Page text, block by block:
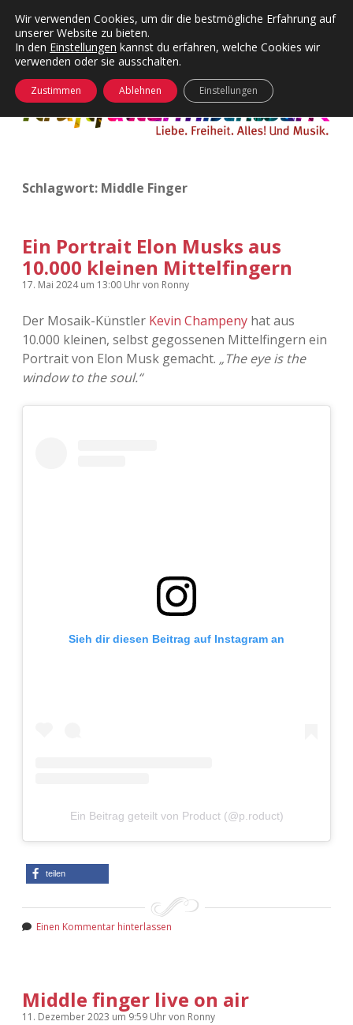
Kategorien
Menü
24 Hours Chilling
Die Wende
KFMW-Disco
Kopfkinomusik
Täglicher Sinnwahn
KFMW-Disco
Dates
Contact
öffnen
Adventskalender 2010
Adventskalender 2012
Adventskalender 2013
Adventskalender 2019
Adventskalender 2020
facebook
instagram
rss soundcloud
vimeoBluesky
öffnen
Schlagwort: Middle Finger
Ein Portrait Elon Musks aus
10.000 kleinen Mittelfingern
17. Mai 2024um 13:00 Uhrvon Ronny
Der Mosaik-Künstler Kevin Champeny hat aus
10.000 kleinen, selbst gegossenen Mittelfingern ein
Portrait von Elon Musk gemacht. „The eye is the
window to the soul.“
Sieh dir diesen Beitrag auf Instagram an
Ein Beitrag geteilt von Product (@p.roduct)
teilen
Einen Kommentar hinterlassen
Middle finger live on air
11. Dezember 2023 um 9:59 Uhrvon Ronny
Wir verwenden Cookies, um dir die bestmögliche Erfahrung auf
unserer Website zu bieten.
In den Einstellungen kannst du erfahren, welche Cookies wir
verwenden oder sie ausschalten.
Zustimmen Ablehnen Einstellungen